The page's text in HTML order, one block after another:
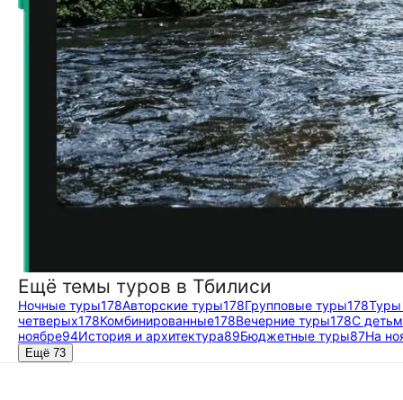
Ещё темы туров в Тбилиси
Ночные туры178Авторские туры178Групповые туры178Туры
четверых178Комбинированные178Вечерние туры178С
ноябре94История и архитектура89Бюджетные туры87На
Ещё 73